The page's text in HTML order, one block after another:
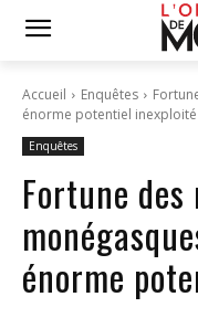
Accueil Enquêtes
énorme potentiel inexploité
Enquêtes
Fortune
énorme